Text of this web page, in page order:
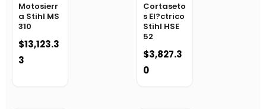
Motosierr
a Stihl MS
310
$13,123.3
3
Cortaseto
s El?ctrico
Stihl HSE
52
$3,827.3
0